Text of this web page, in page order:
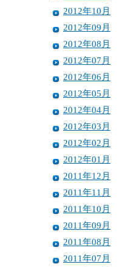
2012年10月
2012年09月
2012年08月
2012年07月
2012年06月
2012年05月
2012年04月
2012年03月
2012年02月
2012年01月
2011年12月
2011年11月
2011年10月
2011年09月
2011年08月
2011年07月